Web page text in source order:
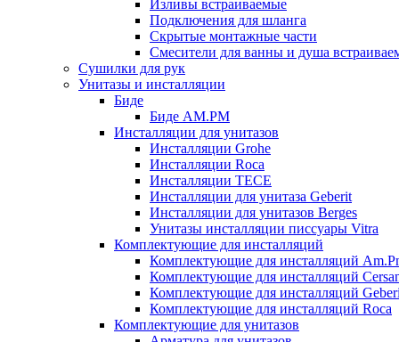
Изливы встраиваемые
Подключения для шланга
Скрытые монтажные части
Смесители для ванны и душа
Сушилки для рук
Унитазы и инсталляции
Биде
Биде AM.PM
Инсталляции для унитазов
Инсталляции Grohe
Инсталляции Roca
Инсталляции TECE
Инсталляции для унитаза Geberit
Инсталляции для унитазов Berges
Унитазы инсталляции писсуары Vitra
Комплектующие для инсталляций
Комплектующие для инсталляций
Комплектующие для инсталляций
Комплектующие для инсталляций
Комплектующие для инсталляций Roca
Комплектующие для унитазов